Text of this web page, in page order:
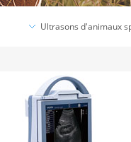
Ultrasons d'animaux